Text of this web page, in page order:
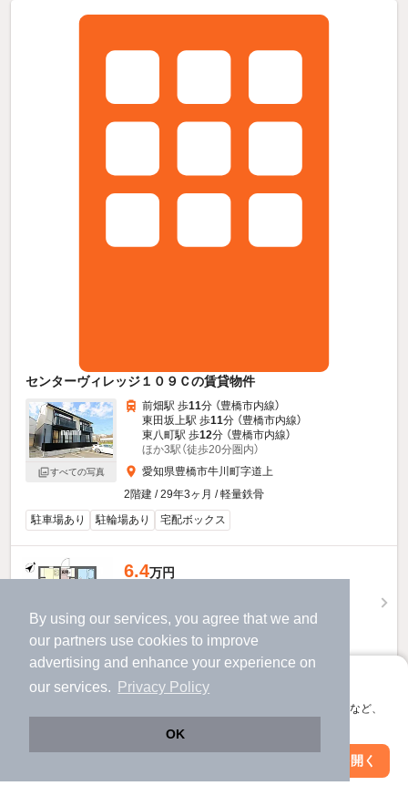
By using our services, you agree that we and
our partners use cookies to improve
advertising and enhance your experience on
our services.
Privacy Policy
OK
アプリに切り替えて、サクサクお部屋探し
会員登録なしですぐ使える。マップ検索やお気に入り保存など、
アプリを開く
センターヴィレッジ１０９Ｃの賃貸物件
すべての写真
前畑駅 歩11分 （豊橋市内線）
東田坂上駅 歩11分 （豊橋市内線）
東八町駅 歩12分 （豊橋市内線）
ほか3駅（徒歩20分圏内）
愛知県豊橋市牛川町字道上
2階建 / 29年3ヶ月 / 軽量鉄骨
駐車場あり
駐輪場あり 宅配ボックス
6.4万円
敷 不要 礼
64,000円
1階 / 1LDK / 38.5㎡
提供
センターヴィレッジ１０９Ｃのすべての部屋を見る
絞り込み条件を変更